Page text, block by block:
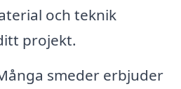
och teknik
projekt.
smeder erbjuder